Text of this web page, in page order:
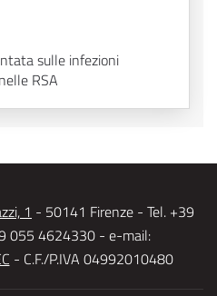
sulle infezioni
RSA
1 - 50141 Firenze - Tel. +39
055 4624330 - e-mail:
- C.F./P.IVA 04992010480